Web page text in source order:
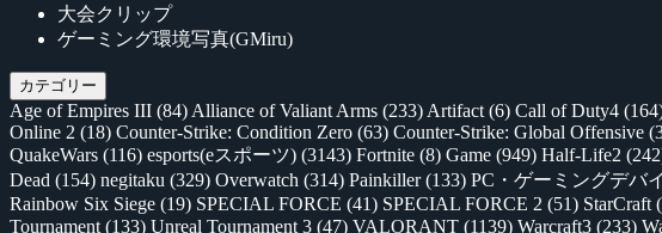
大会クリップ
ゲーミング環境写真(GMiru)
カテゴリー
Age of Empires III (84) Alliance of Valiant Arms (233) Artifact (6) Call of Duty4
Online 2 (18) Counter-Strike: Condition Zero (63) Counter-Strike: Global Offensive
QuakeWars (116) esports(eスポーツ) (3143) Fortnite (8) Game (949) Half-Life2
Dead (154) negitaku (329) Overwatch (314) Painkiller(133) PC・ゲーミングデバ
Rainbow Six Siege (19) SPECIAL FORCE (41) SPECIAL FORCE 2 (51) StarCraft
Tournament (133) Unreal Tournament 3 (47) VALORANT (1139) Warcraft3 (233)